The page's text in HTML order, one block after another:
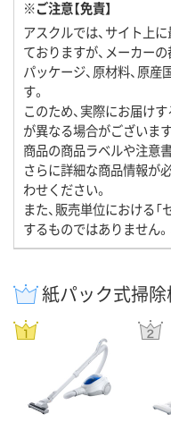
※ご注意【免責】
アスクルでは、サイト上
ておりますが、メーカーの
パッケージ、原材料、原
す。
このため、実際にお届け
が異なる場合がございま
商品の商品ラベルや注意
さらに詳細な商品情報が
わせください。
また、販売単位における
するものではありません
紙パック式掃